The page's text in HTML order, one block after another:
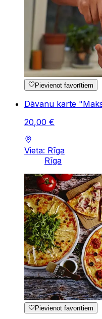
Pievienot favorītiem
Dāvanu karte
20,00 €
Vieta: Rīga
Rīga
Pievienot favorītiem